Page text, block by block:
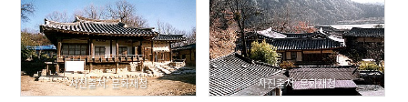
사진출처: 문화재청 사진출처: 문화재청